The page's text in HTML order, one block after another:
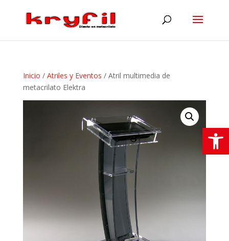
Inicio / Atriles y Eventos / Atril multimedia de
metacrilato Elektra